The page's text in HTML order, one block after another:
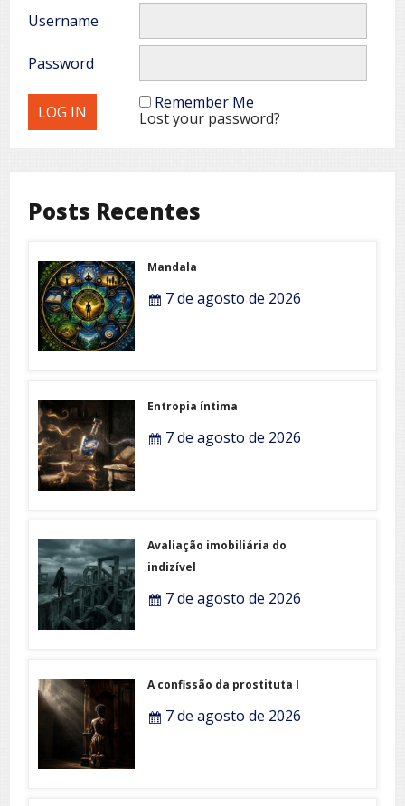
Username
Password
Remember Me
Lost your password?
Posts Recentes
Mandala
7 de agosto de 2026
Entropia íntima
7 de agosto de 2026
Avaliação imobiliária do
indizível
7 de agosto de 2026
A confissão da prostituta I
7 de agosto de 2026